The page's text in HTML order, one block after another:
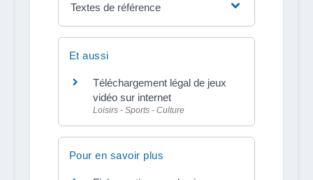
Textes de référence
Et aussi
Téléchargement légal de jeux
vidéo sur internet
Loisirs - Sports - Culture
Pour en savoir plus